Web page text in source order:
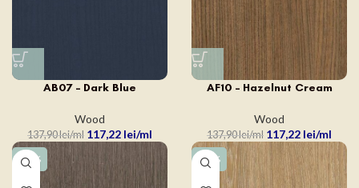
AB07 – Dark Blue
Wood
137,90lei 117,22 lei
AF10 – Hazelnut Cream
Wood
137,90lei 117,22 lei
-15% -15%